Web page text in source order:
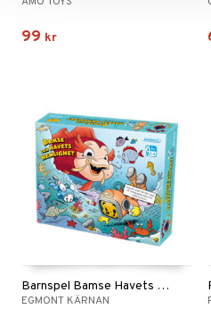
99 kr
Barnspel Bamse Havets Hemlighet
EGMONT KÄRNAN